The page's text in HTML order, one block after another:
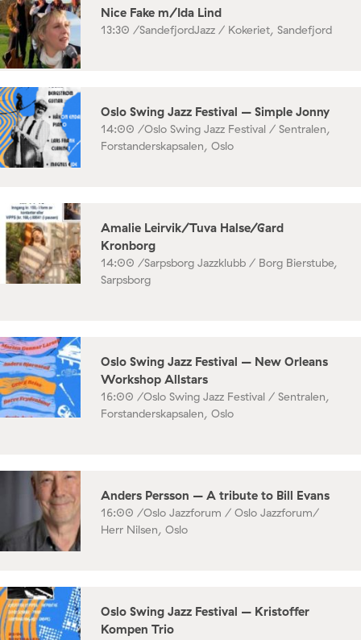
Nice Fake m/Ida Lind
13:30 /SandefjordJazz / Kokeriet, Sandefjord
Oslo Swing Jazz Festival – Simple Jonny
14:00 /Oslo Swing Jazz Festival / Sentralen,
Forstanderskapsalen, Oslo
Amalie Leirvik/Tuva Halse/Gard
Kronborg
14:00 /Sarpsborg Jazzklubb / Borg Bierstube,
Sarpsborg
Oslo Swing Jazz Festival – New Orleans
Workshop Allstars
16:00 /Oslo Swing Jazz Festival / Sentralen,
Forstanderskapsalen, Oslo
Anders Persson – A tribute to Bill Evans
16:00 /Oslo Jazzforum / Oslo Jazzforum/
Herr Nilsen, Oslo
Oslo Swing Jazz Festival – Kristoffer
Kompen Trio